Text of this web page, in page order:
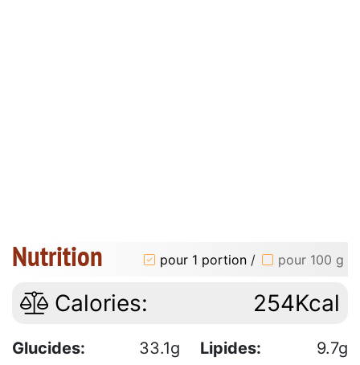
Nutrition pour 1 portion / pour 100 g
Calories: 254Kcal
Glucides: 33.1g Lipides:
9.7g